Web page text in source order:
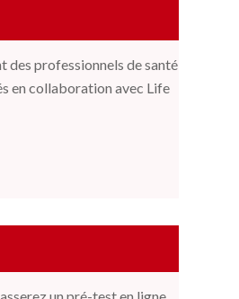
des professionnels de santé
en collaboration avec Life